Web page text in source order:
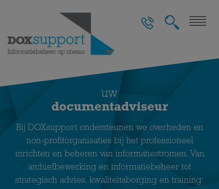
uw
documentadviseur
Bij DOXsupport ondersteunen we overheden en
non-profitorganisaties bij het professioneel
inrichten en beheren van informatiestromen. Van
archiefbewerking en informatiebeheer tot
strategisch advies, kwaliteitsborging en training: